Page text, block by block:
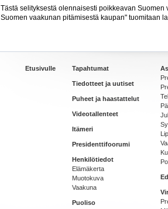
Tästä selityksestä olennaisesti poikkeavan
Suomen vaakunan pitämisestä kaupan" tuomitaan
Etusivulle Tapahtumat
Tiedotteet ja uutiset
Puheet ja haastattelut
Videotallenteet
Itämeri
Presidenttifoorumi
Henkilötiedot
Elämäkerta
Muotokuva
Vaakuna
Puoliso